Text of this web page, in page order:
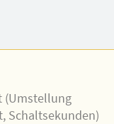
des
(Umstellung
Schaltsekunden)